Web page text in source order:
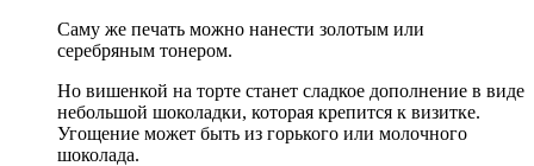
Саму же печать можно нанести золотым или
серебряным тонером.
Но вишенкой на торте станет сладкое дополнение в виде
небольшой шоколадки, которая крепится к визитке.
Угощение может быть из горького или молочного
шоколада.